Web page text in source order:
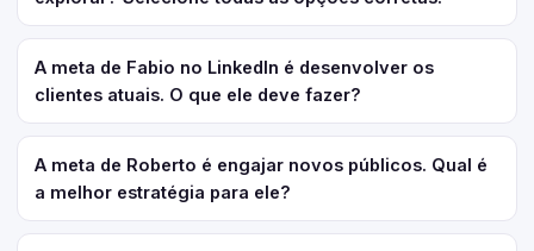
A meta de Fabio no LinkedIn é desenvolver os
clientes atuais. O que ele deve fazer?
A meta de Roberto é engajar novos públicos. Qual é
a melhor estratégia para ele?